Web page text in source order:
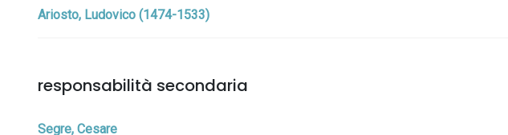
Ariosto, Ludovico (1474-1533)
responsabilità secondaria
Segre, Cesare